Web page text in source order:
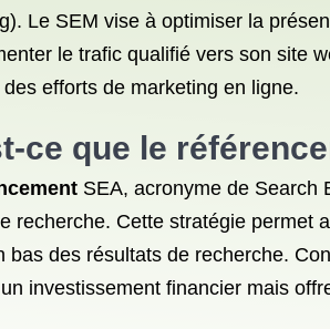
Le SEM vise à optimiser la
le trafic qualifié vers son site
des efforts de marketing en ligne.
ce que le
SEA, acronyme de Search
recherche. Cette stratégie permet
bas des résultats de recherche.
investissement financier mais